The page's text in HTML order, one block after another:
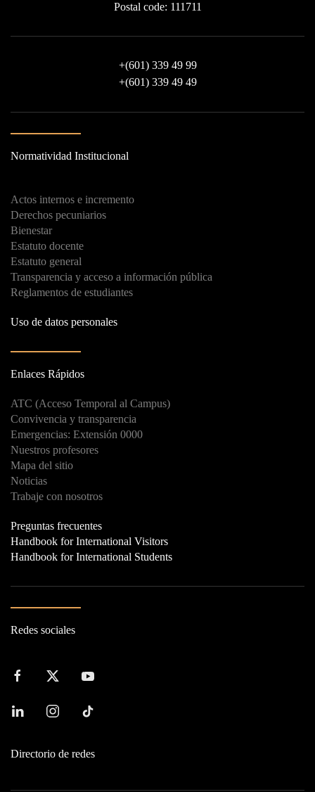
Postal code: 111711
+(601) 339 49 99
+(601) 339 49 49
Normatividad Institucional
Actos internos e incremento
Derechos pecuniarios
Bienestar
Estatuto docente
Estatuto general
Transparencia y acceso a información pública
Reglamentos de estudiantes
Uso de datos personales
Enlaces Rápidos
ATC (Acceso Temporal al Campus)
Convivencia y transparencia
Emergencias: Extensión 0000
Nuestros profesores
Mapa del sitio
Noticias
Trabaje con nosotros
Preguntas frecuentes
Handbook for International Visitors
Handbook for International Students
Redes sociales
Directorio de redes